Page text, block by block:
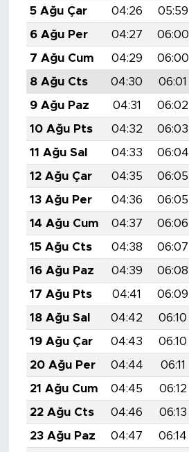
5 Ağu Çar
04:26 05:59
6 Ağu Per
04:27 06:00
7 Ağu Cum
04:29 06:00
8 Ağu Cts
04:30 06:01
9 Ağu Paz
04:31 06:02
10 Ağu Pts
04:32 06:03
11 Ağu Sal
04:33 06:04
12 Ağu Çar
04:35 06:05
13 Ağu Per
04:36 06:05
14 Ağu Cum
04:37 06:06
15 Ağu Cts
04:38 06:07
16 Ağu Paz
04:39 06:08
17 Ağu Pts
04:41 06:09
18 Ağu Sal
04:42 06:10
19 Ağu Çar
04:43 06:10
20 Ağu Per
04:44 06:11
21 Ağu Cum
04:45 06:12
22 Ağu Cts
04:46 06:13
23 Ağu Paz
04:47 06:14